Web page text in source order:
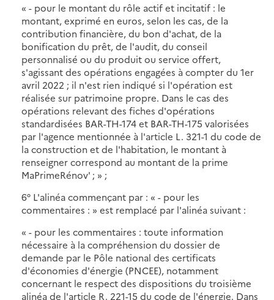
« - pour le montant du rôle actif et incitatif : le
montant, exprimé en euros, selon les cas, de la
contribution financière, du bon d'achat, de la
bonification du prêt, de l'audit, du conseil
personnalisé ou du produit ou service offert,
s'agissant des opérations engagées à compter du 1er
avril 2022 ; il n'est rien indiqué si l'opération est
réalisée sur patrimoine propre. Dans le cas des
opérations relevant des fiches d'opérations
standardisées BAR-TH-174 et BAR-TH-175 valorisées
par l'agence mentionnée à l'article L. 321-1 du code de
la construction et de l'habitation, le montant à
renseigner correspond au montant de la prime
MaPrimeRénov' ; » ;
6° L'alinéa commençant par : « - pour les
commentaires : » est remplacé par l'alinéa suivant :
« - pour les commentaires : toute information
nécessaire à la compréhension du dossier de
demande par le Pôle national des certificats
d'économies d'énergie (PNCEE), notamment
concernant le respect des dispositions du troisième
alinéa de l'article R. 221-15 du code de l'énergie. Dans